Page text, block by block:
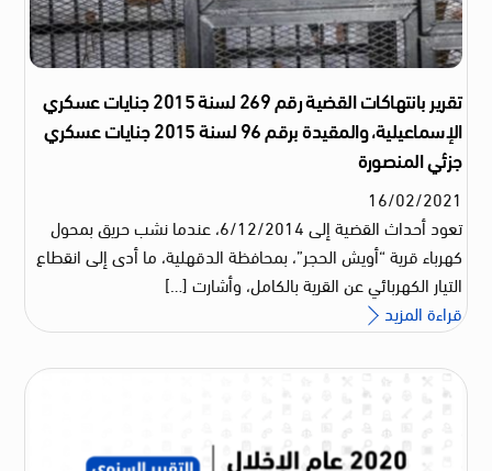
تقرير بانتهاكات القضية رقم 269 لسنة 2015 جنايات عسكري
الإسماعيلية، والمقيدة برقم 96 لسنة 2015 جنايات عسكري
جزئي المنصورة
16/02/2021
تعود أحداث القضية إلى 6/12/2014، عندما نشب حريق بمحول
كهرباء قرية “أويش الحجر”، بمحافظة الدقهلية، ما أدى إلى انقطاع
التيار الكهربائي عن القرية بالكامل، وأشارت […]
قراءة المزيد